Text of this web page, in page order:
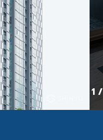
1 /